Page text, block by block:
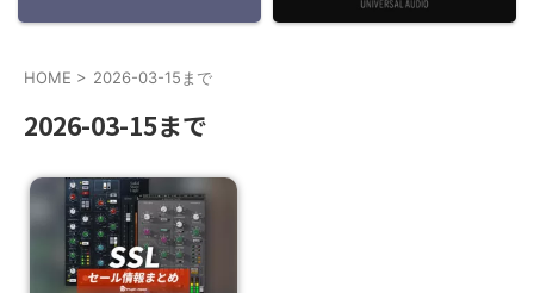
HOME > 2026-03-15まで
2026-03-15まで